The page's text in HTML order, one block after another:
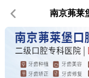
南京茀莱